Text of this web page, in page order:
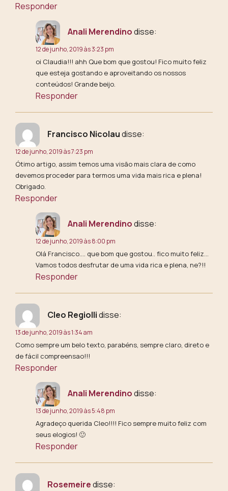
Responder
Anali Merendinodisse:
12 de junho, 2019 às 3:23 pm
oi Claudia!!! ahh Que bom que gostou! Fico muito feliz
que esteja gostando e aproveitando os nossos
conteúdos! Grande beijo.
Responder
Francisco Nicolaudisse:
12 de junho, 2019 às 7:23 pm
Ótimo artigo, assim temos uma visão mais clara de como
devemos proceder para termos uma vida mais rica e plena!
Obrigado.
Responder
Anali Merendinodisse:
12 de junho, 2019 às 8:00 pm
Olá Francisco…. que bom que gostou.. fico muito feliz…
Vamos todos desfrutar de uma vida rica e plena, ne?!!
Responder
Cleo Regiollidisse:
13 de junho, 2019 às 1:34 am
Como sempre um belo texto, parabéns, sempre claro, direto e
de fácil compreensao!!!
Responder
Anali Merendinodisse:
13 de junho, 2019 às 5:48 pm
Agradeço querida Cleo!!!! Fico sempre muito feliz com
seus elogios! 🙂
Responder
Rosemeiredisse: